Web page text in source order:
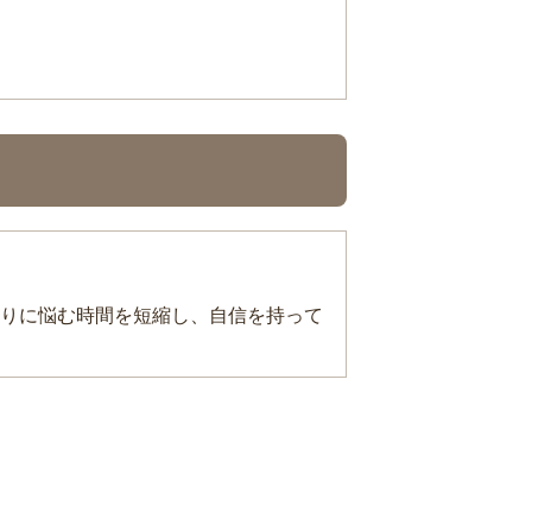
に悩む時間を短縮し、自信を持って